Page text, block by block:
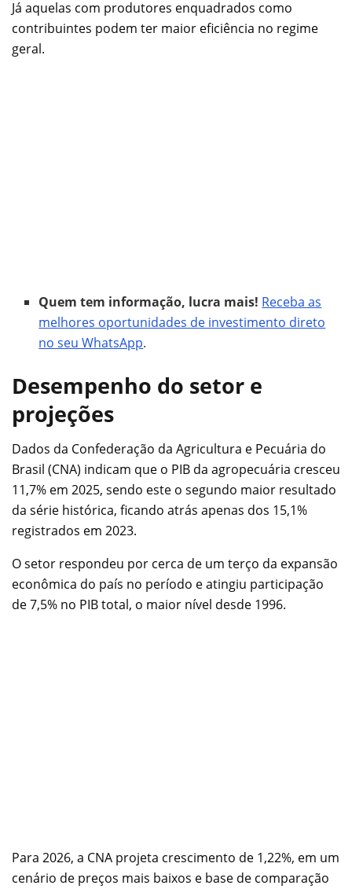
Já aquelas com produtores enquadrados como
contribuintes podem ter maior eficiência no regime
geral.
Quem tem informação, lucra mais! Receba as
melhores oportunidades de investimento direto
no seu WhatsApp.
Desempenho do setor e
projeções
Dados da Confederação da Agricultura e Pecuária do
Brasil (CNA) indicam que o PIB da agropecuária cresceu
11,7% em 2025, sendo este o segundo maior resultado
da série histórica, ficando atrás apenas dos 15,1%
registrados em 2023.
O setor respondeu por cerca de um terço da expansão
econômica do país no período e atingiu participação
de 7,5% no PIB total, o maior nível desde 1996.
Para 2026, a CNA projeta crescimento de 1,22%, em um
cenário de preços mais baixos e base de comparação